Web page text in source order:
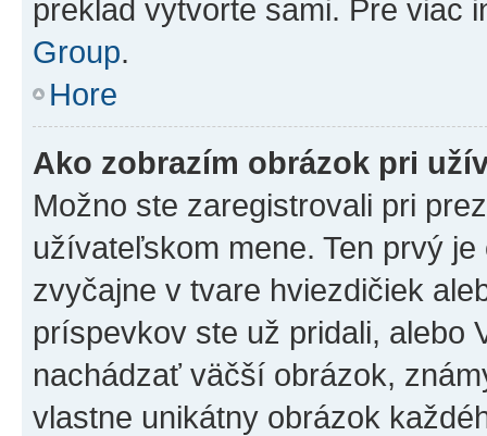
preklad vytvorte sami. Pre viac
Group.
Hore
Ako zobrazím obrázok pri
Možno ste zaregistrovali pri
užívateľskom mene. Ten prvý
zvyčajne v tvare hviezdičiek
príspevkov ste už pridali, alebo
nachádzať väčší obrázok,
vlastne unikátny obrázok